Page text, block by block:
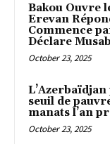
Bakou Ouvre
Erevan
Commence
Déclare
October 23, 2025
seuil de
manats l’an
October 23, 2025